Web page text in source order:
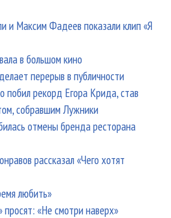
и Максим Фадеев показали клип «Я
в большом кино
перерыв в публичности
побил рекорд Егора Крида, став
собравшим Лужники
отмены бренда ресторана
рассказал «Чего хотят
любить»
«Не смотри наверх»